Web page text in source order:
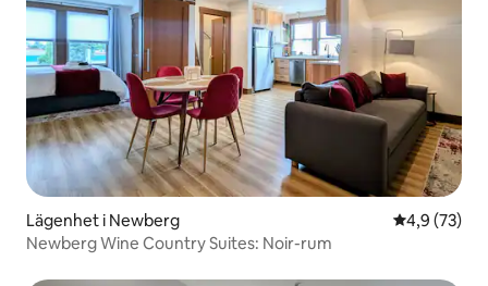
Lägenhet i Newberg 4,9 av 5 i
4,9 (73)
Newberg Wine Country Suites: Noir-rum